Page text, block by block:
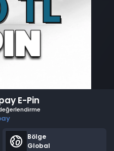
E-Pin
Bölge
Global